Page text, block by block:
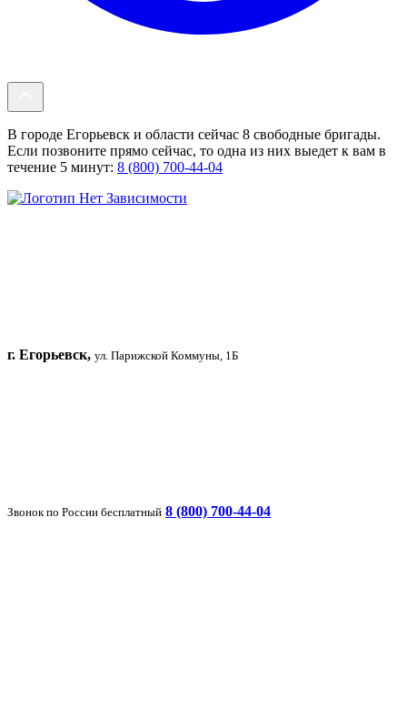
В городе Егорьевск и области сейчас 8 свободные бригады.
Если позвоните прямо сейчас, то одна из них выедет к вам в
течение 5 минут: 8 (800) 700-44-04
г. Егорьевск, ул. Парижской Коммуны, 1Б
Звонок по России бесплатный 8 (800) 700-44-04